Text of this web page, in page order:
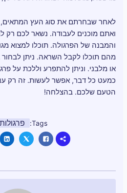
לאחר שבחרתם את סוג העץ המתאים,
ואתם מוכנים לעבודה. נשאר לכם רק
והמבנה של הפרגולה. תוכלו למצוא
מהם תוכלו לקבל השראה. ניתן לבחור
או מלבני. וניתן להתפרע וללכת על
כמעט כל דבר, אפשר לעשות. זה רק
הטעם שלכם. בהצלחה!
Tags: פרגולות עץ